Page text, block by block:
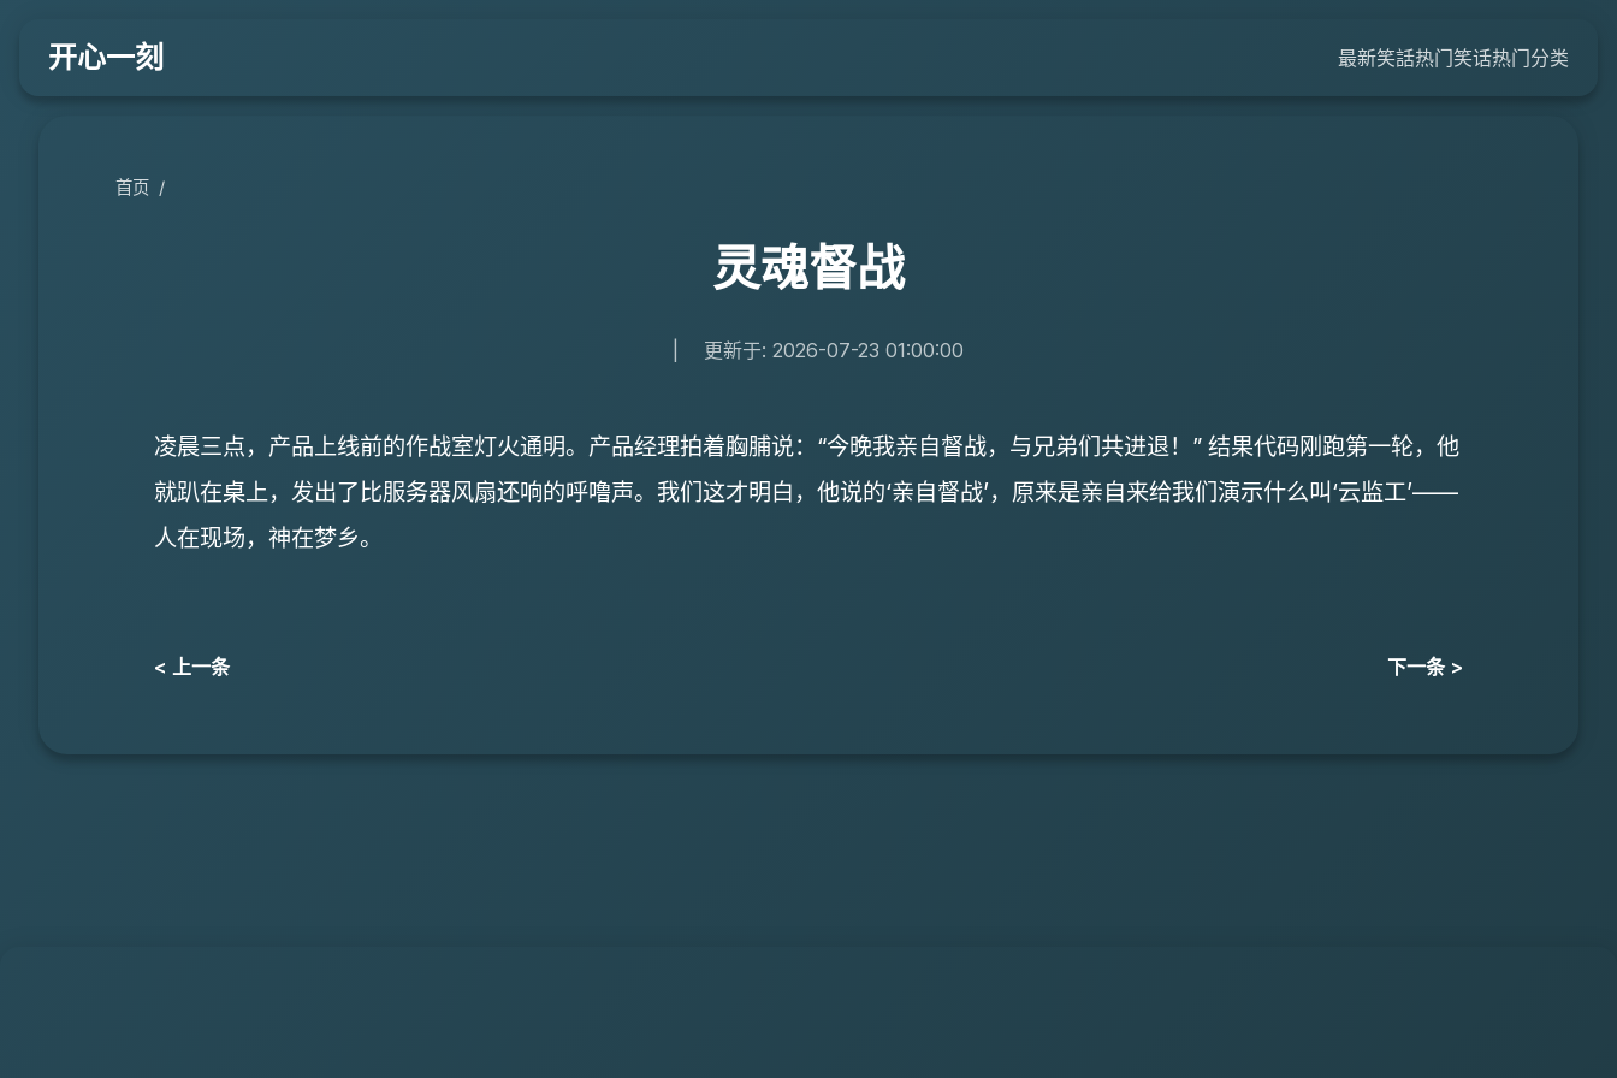
开心一刻 最新笑話热门笑话热门分类
首页 /
灵魂督战
更新于: 2026-07-23 01:00:00
凌晨三点，产品上线前的作战室灯火通明。产品经理拍着胸脯说：“今晚我亲自督战，与兄弟们共进退！” 结果代码刚跑第一轮，他
就趴在桌上，发出了比服务器风扇还响的呼噜声。我们这才明白，他说的‘亲自督战’，原来是亲自来给我们演示什么叫‘云监工’——
人在现场，神在梦乡。
< 上一条 下一条 >